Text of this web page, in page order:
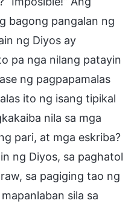
bagong pangalan ng
ng Diyos ay
pa nga nilang patayin
ng pagpapamalas
ito ng isang tipikal
nila sa mga
pari, at mga eskriba?
ng Diyos, sa paghatol
sa pagiging tao ng
sila sa